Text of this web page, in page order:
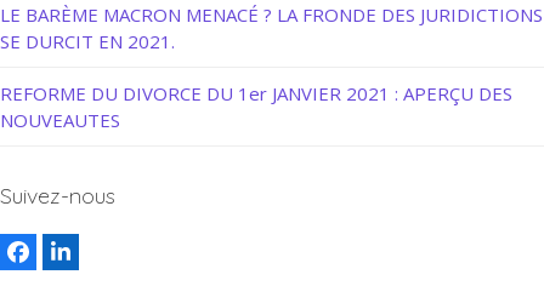
LE BARÈME MACRON MENACÉ ? LA FRONDE DES JURIDICTIONS
SE DURCIT EN 2021.
REFORME DU DIVORCE DU 1er JANVIER 2021 : APERÇU DES
NOUVEAUTES
Suivez-nous
Facebook
LinkedIn